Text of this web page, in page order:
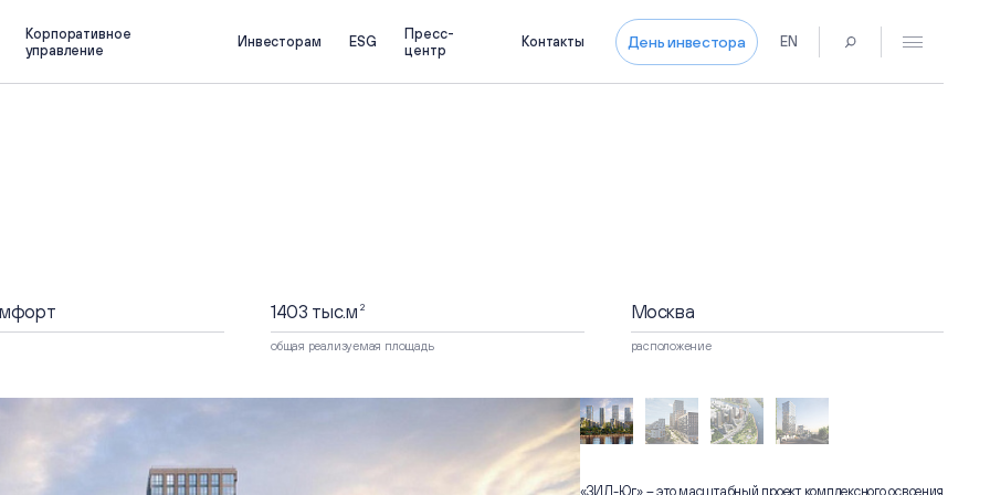
Корпоративное
управление
Инвесторам ESG
Пресс-
центр
Контакты День инвестора EN
Собрания акционеров
Информационный меморандум и
1403 тыс.м 2
общая реализуемая площадь
Москва
расположение
«ЗИЛ-Юг» – это масштабный проект комплексного освоения